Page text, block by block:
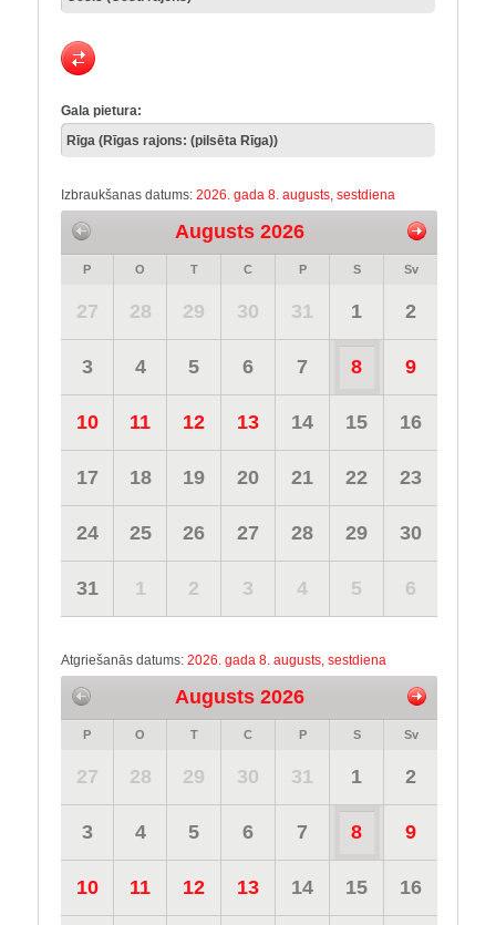
Gala pietura:
Izbraukšanas datums: 2026. gada 8. augusts, sestdiena
Augusts 2026
P O T C P S Sv
27 28 29 30 31 1 2
3 4 5 6 7 8 9
10 11 12 13 14 15 16
17 18 19 20 21 22 23
24 25 26 27 28 29 30
31 1 2 3 4 5 6
Atgriešanās datums: 2026. gada 8. augusts, sestdiena
Augusts 2026
P O T C P S Sv
27 28 29 30 31 1 2
3 4 5 6 7 8 9
10 11 12 13 14 15 16